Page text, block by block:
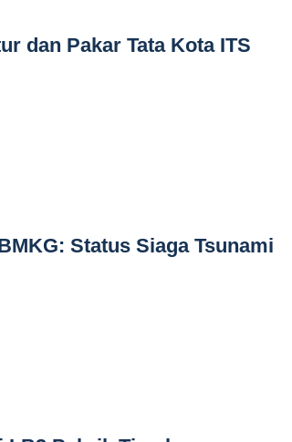
dan Pakar Tata Kota ITS
Status Siaga Tsunami